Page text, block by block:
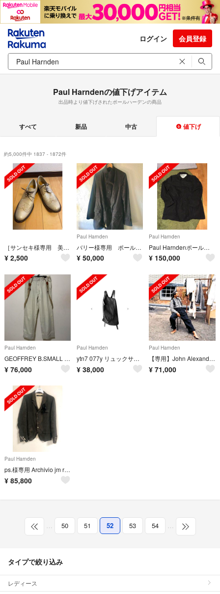
ログイン 会員登録
Paul Harndenの値下げアイテム
出品時より値下げされたポールハーデンの商品
すべて 新品 中古 値下げ
約5,000件中 1837 - 1872件
［サンセキ様専用 美品］Paulmay ウイングチップ ベージュ 26.5cm
¥ 2,500
Paul Harnden
バリー様専用 ポールハーデン ロングブレザー ウール コート ジャケット
¥ 50,000
Paul Harnden
Paul HarndenポールハーデンマックコートXL
¥ 150,000
Paul Harnden
GEOFFREY B.SMALL "SUSPENDER Pants" Beige
¥ 76,000
Paul Harnden
ytn7 077y リュックサック レザーバックパック
¥ 38,000
Paul Harnden
【専用】John Alexander Skelton 21ss 新品未使用
¥ 71,000
Paul Harnden
ps.様専用 Archivio jm ribot アルキビオ ジャケット
¥ 85,800
… 50 51 52 53 54 …
タイプで絞り込み
レディース